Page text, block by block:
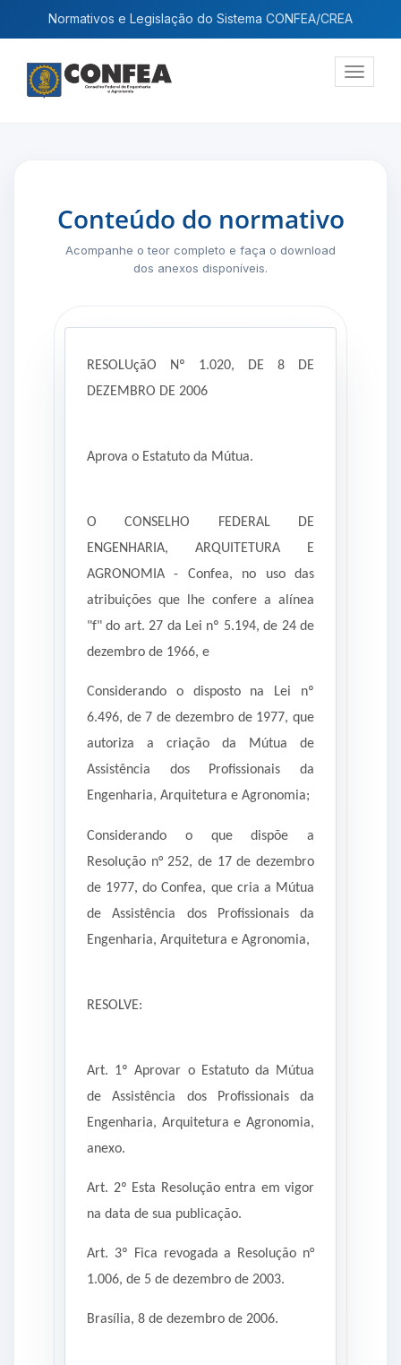
Normativos e Legislação do Sistema CONFEA/CREA
Exibir
Conteúdo do normativo
Acompanhe o teor completo e faça o download
dos anexos disponíveis.
RESOLUçãO Nº 1.020, DE 8 DE
DEZEMBRO DE 2006
Aprova o Estatuto da Mútua.
O CONSELHO FEDERAL DE
ENGENHARIA, ARQUITETURA E
AGRONOMIA - Confea, no uso das
atribuições que lhe confere a alínea
"f" do art. 27 da Lei nº 5.194, de 24 de
dezembro de 1966, e
Considerando o disposto na Lei nº
6.496, de 7 de dezembro de 1977, que
autoriza a criação da Mútua de
Assistência dos Profissionais da
Engenharia, Arquitetura e Agronomia;
Considerando o que dispõe a
Resolução n° 252, de 17 de dezembro
de 1977, do Confea, que cria a Mútua
de Assistência dos Profissionais da
Engenharia, Arquitetura e Agronomia,
RESOLVE:
Art. 1º Aprovar o Estatuto da Mútua
de Assistência dos Profissionais da
Engenharia, Arquitetura e Agronomia,
anexo.
Art. 2º Esta Resolução entra em vigor
na data de sua publicação.
Art. 3º Fica revogada a Resolução n°
1.006, de 5 de dezembro de 2003.
Brasília, 8 de dezembro de 2006.